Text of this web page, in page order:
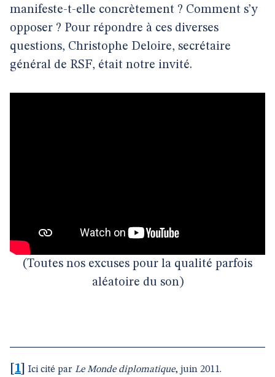
manifeste-t-elle concrètement ? Comment s’y
opposer ? Pour répondre à ces diverses
questions, Christophe Deloire, secrétaire
général de RSF, était notre invité.
(Toutes nos excuses pour la qualité parfois
aléatoire du son)
1 Ici cité par Le Monde diplomatique, juin 2011.